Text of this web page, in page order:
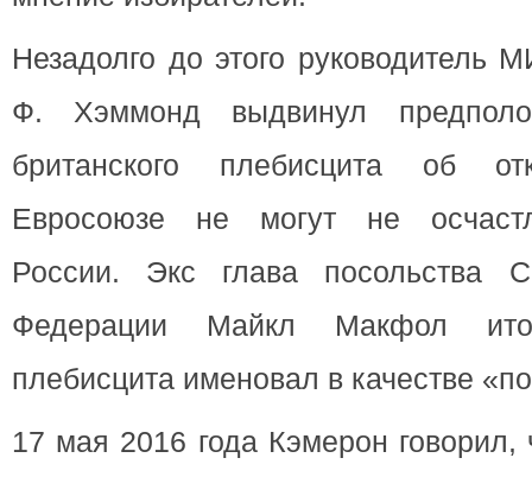
Незадолго до этого руководитель
Ф. Хэммонд выдвинул
британского плебисцита об
Евросоюзе не могут не
России. Экс глава посольства
Федерации Майкл Макфол
плебисцита именовал в качестве
17 мая 2016 года Кэмерон